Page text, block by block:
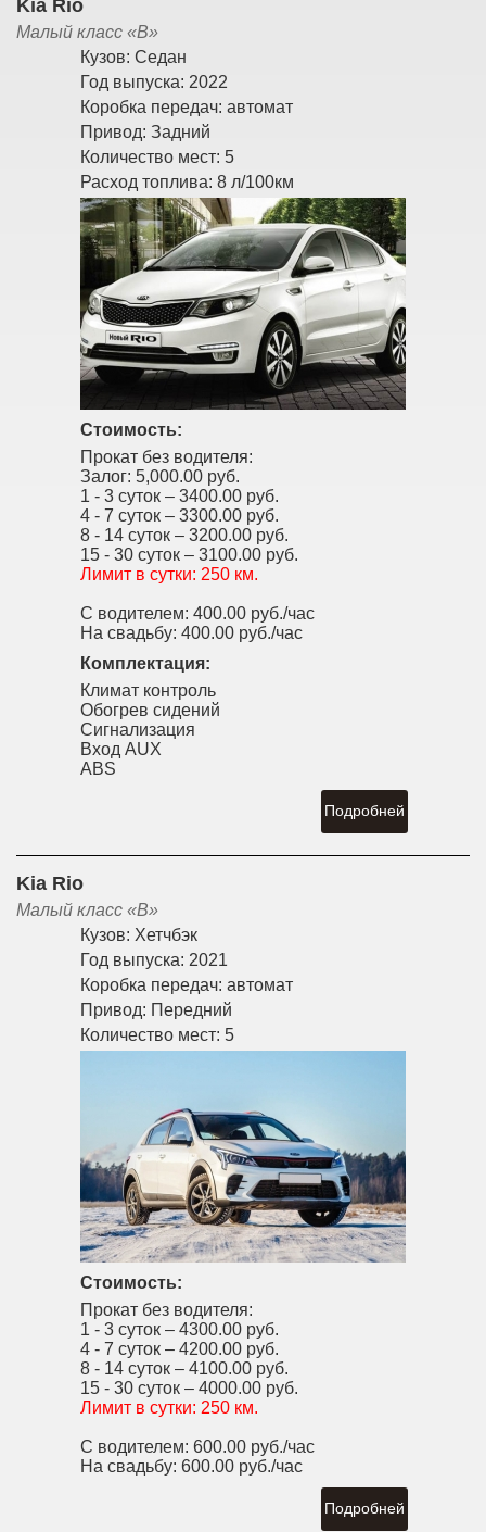
Kia Rio
Малый класс «B»
Кузов: Седан
Год выпуска: 2022
Коробка передач: автомат
Привод: Задний
Количество мест: 5
Расход топлива: 8 л/100км
Стоимость:
Прокат без водителя:
Залог: 5,000.00 руб.
1 - 3 суток – 3400.00 руб.
4 - 7 суток – 3300.00 руб.
8 - 14 суток – 3200.00 руб.
15 - 30 суток – 3100.00 руб.
Лимит в сутки: 250 км.
С водителем: 400.00 руб./час
На свадьбу: 400.00 руб./час
Комплектация:
Климат контроль
Обогрев сидений
Сигнализация
Вход AUX
ABS
Подробней
Kia Rio
Малый класс «B»
Кузов: Хетчбэк
Год выпуска: 2021
Коробка передач: автомат
Привод: Передний
Количество мест: 5
Стоимость:
Прокат без водителя:
1 - 3 суток – 4300.00 руб.
4 - 7 суток – 4200.00 руб.
8 - 14 суток – 4100.00 руб.
15 - 30 суток – 4000.00 руб.
Лимит в сутки: 250 км.
С водителем: 600.00 руб./час
На свадьбу: 600.00 руб./час
Подробней